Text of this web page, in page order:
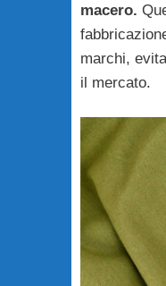
macero.
marchi,
il mercato.